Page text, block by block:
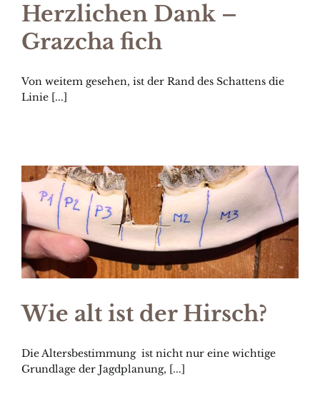
Herzlichen Dank –
Grazcha fich
Von weitem gesehen, ist der Rand des Schattens die
Linie [...]
Wie alt ist der Hirsch?
Die Altersbestimmung ist nicht nur eine wichtige
Grundlage der Jagdplanung, [...]